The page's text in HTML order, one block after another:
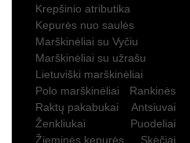
Krepšinio atributika
Kepurės nuo saulės
Marškinėliai su Vyčiu
Marškinėliai su užrašu
Lietuviški marškinėliai
Polo marškinėliai
Rankinės
Raktų pakabukai
Antsiuvai
Ženkliukai
Puodeliai
Žieminės kepurės
Skėčiai